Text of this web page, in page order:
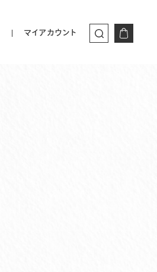
マイアカウント